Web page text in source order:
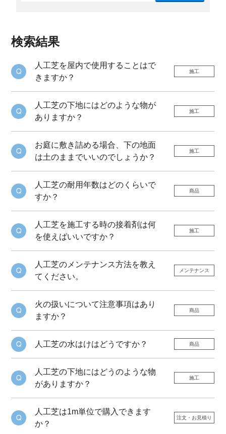
検索結果
人工芝を屋内で使用することはで
きますか？
施工
人工芝の下地にはどのような物が
ありますか？
施工
お庭に敷き詰める場合、下の地面
は土のままでいいのでしょうか？
施工
人工芝の耐用年数はどのくらいで
すか？
商品
人工芝を施工する時の接着剤は何
を使えばいいですか？
施工
人工芝のメンテナンス方法を教え
てください。
メンテナンス
火の扱いについて注意事項はあり
ますか？
商品
人工芝の水はけはどうですか？ 商品
人工芝の下地にはどうのような物
がありますか？
施工
人工芝は1m単位で購入できます
か？
注文・お見積り